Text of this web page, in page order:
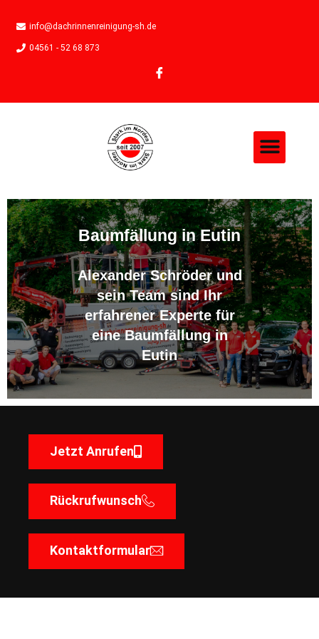
info@dachrinnenreinigung-sh.de
04561 - 52 68 873
Baumfällung in Eutin
Alexander Schröder und
sein Team sind Ihr
erfahrener Experte für
eine Baumfällung in
Eutin
Jetzt Anrufen
Rückrufwunsch
Kontaktformular